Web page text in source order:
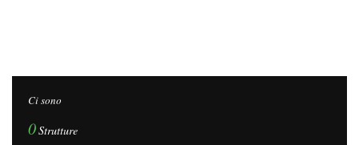
Ci sono
0Strutture